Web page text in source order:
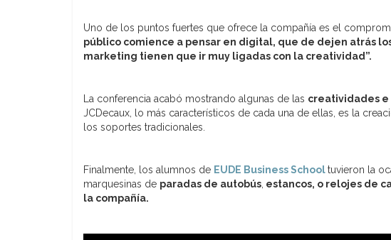
Uno de los puntos fuertes que ofrece la compañía es el
público comience a pensar en digital, que de dejen atrás
marketing tienen que ir muy ligadas con la creatividad”.
La conferencia acabó mostrando algunas de las creatividades e
JCDecaux, lo más característicos de cada una de ellas, es la
los soportes tradicionales.
Finalmente, los alumnos de EUDE Business Schooltuvieron la
marquesinas de paradas de autobús estancos, o relojes de
la compañía.